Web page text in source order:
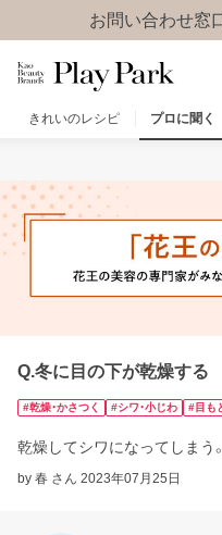
お問い合わせ窓
きれいのレシピ プロに聞く
Q.冬に目の下が乾燥する
#乾燥・かさつく #シワ・小じわ #目も
乾燥してシワになってしまう。
by 春 さん 2023年07月25日